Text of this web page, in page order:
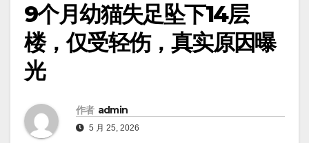
9个月幼猫失足坠下14层
楼，仅受轻伤，真实原因曝
光
作者 admin
5 月 25, 2026